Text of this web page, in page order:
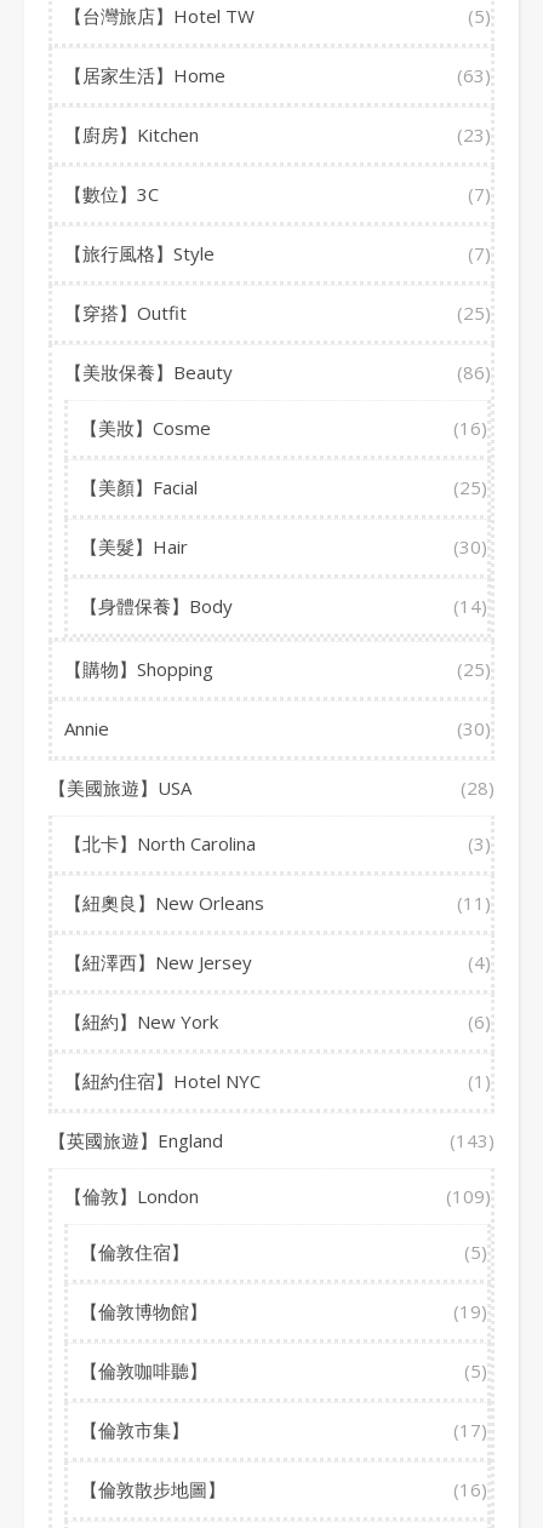
【台灣旅店】Hotel TW (5)
【居家生活】Home (63)
【廚房】Kitchen (23)
【數位】3C (7)
【旅行風格】Style (7)
【穿搭】Outfit (25)
【美妝保養】Beauty (86)
【美妝】Cosme (16)
【美顏】Facial (25)
【美髮】Hair (30)
【身體保養】Body (14)
【購物】Shopping (25)
Annie (30)
【美國旅遊】USA (28)
【北卡】North Carolina (3)
【紐奧良】New Orleans (11)
【紐澤西】New Jersey (4)
【紐約】New York (6)
【紐約住宿】Hotel NYC (1)
【英國旅遊】England (143)
【倫敦】London (109)
【倫敦住宿】 (5)
【倫敦博物館】 (19)
【倫敦咖啡聽】 (5)
【倫敦市集】 (17)
【倫敦散步地圖】 (16)